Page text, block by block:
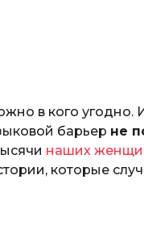
в кого угодно.
барьер не
наших
которые